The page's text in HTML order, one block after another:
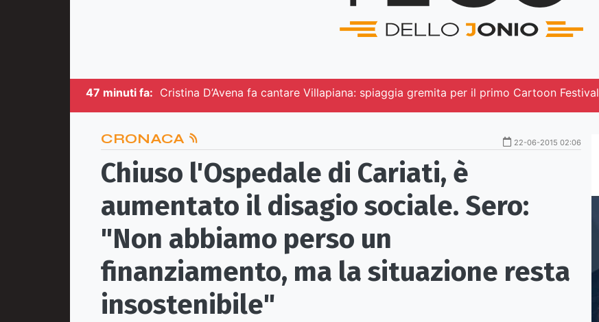
47 minuti fa: Cristina D’Avena fa cantare Villapiana: spiaggia gremita per il primo Cartoon Festival
CRONACA 22-06-2015 02:06
Chiuso l'Ospedale di Cariati, è
aumentato il disagio sociale. Sero:
"Non abbiamo perso un
finanziamento, ma la situazione resta
insostenibile"